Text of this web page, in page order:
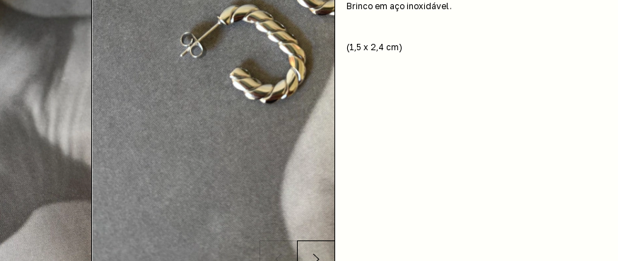
Brinco em aço inoxidável.
(1,5 x 2,4 cm)